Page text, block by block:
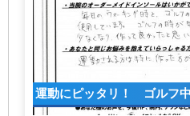
運動にピッタリ！ ゴルフ